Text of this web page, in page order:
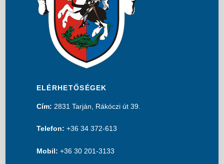
ELÉRHETŐSÉGEK
Cím: 2831 Tarján, Rákóczi út 39.
Telefon: +36 34 372-613
Mobil: +36 30 201-3133